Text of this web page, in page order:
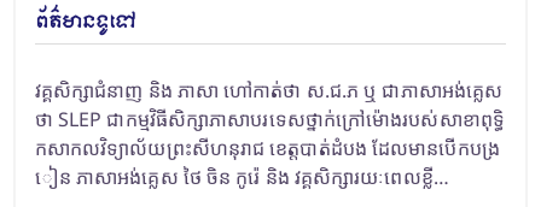
ព័ត៌មានទូទៅ
វគ្គសិក្សាជំនាញ និង ភាសា ហៅកាត់ថា ស.ជ.ភ ឬ ជាភាសាអង់គ្លេស
ថា SLEP ជាកម្មវិធីសិក្សាភាសាបរទេសថ្នាក់ក្រៅម៉ោងរបស់សាខាពុទ្ធិ
កសាកលវិទ្យាល័យព្រះសីហនុរាជ ខេត្តបាត់ដំបង ដែលមានបើកបង្រ
ៀន ភាសាអង់គ្លេស ថៃ ចិន កូរ៉េ និង វគ្គសិក្សារយៈពេលខ្លី…